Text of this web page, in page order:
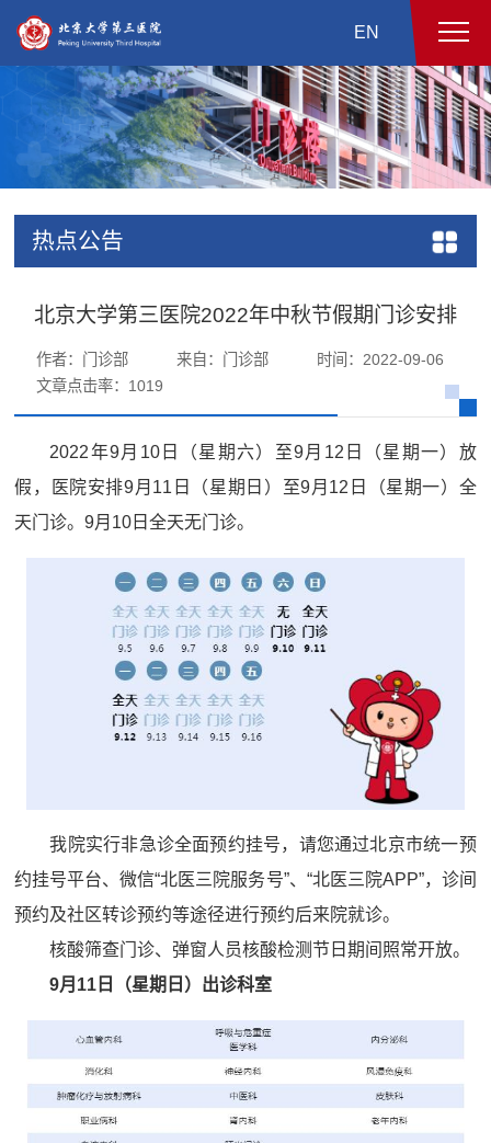
EN
热点公告
北京大学第三医院2022年中秋节假期门诊安排
作者：门诊部 来自：门诊部
时间：2022-09-06
文章点击率： 1019
2022年9月10日（星期六）至9月12日（星期一）放
假，医院安排9月11日（星期日）至9月12日（星期一）全
天门诊。9月10日全天无门诊。
我院实行非急诊全面预约挂号，请您通过北京市统一预
约挂号平台、微信“北医三院服务号”、“北医三院APP”，诊间
预约及社区转诊预约等途径进行预约后来院就诊。
核酸筛查门诊、弹窗人员核酸检测节日期间照常开放。
9月11日（星期日）出诊科室